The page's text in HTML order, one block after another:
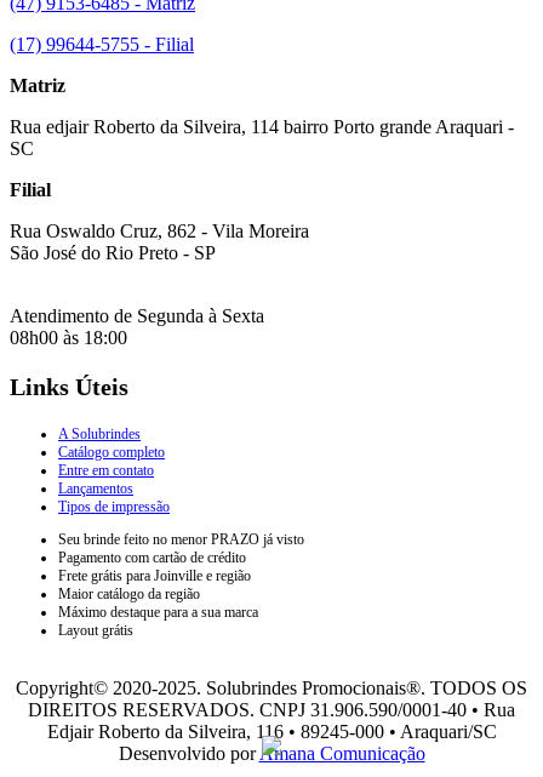
(17) 99644-5755 - Filial
Matriz
Rua edjair Roberto da Silveira, 114 bairro Porto grande Araquari -
SC
Filial
Rua Oswaldo Cruz, 862 - Vila Moreira
São José do Rio Preto - SP
Atendimento de Segunda à Sexta
08h00 às 18:00
Links Úteis
A Solubrindes
Catálogo completo
Entre em contato
Lançamentos
Tipos de impressão
Seu brinde feito no menor PRAZO já visto
Pagamento com cartão de crédito
Frete grátis para Joinville e região
Maior catálogo da região
Máximo destaque para a sua marca
Layout grátis
Copyright© 2020-2025. Solubrindes Promocionais®. TODOS OS
DIREITOS RESERVADOS. CNPJ 31.906.590/0001-40 • Rua
Edjair Roberto da Silveira, 116 • 89245-000 • Araquari/SC
Desenvolvido porAmana Comunicação